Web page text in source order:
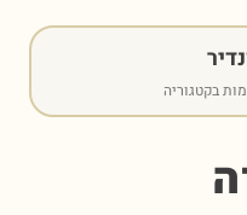
בקטגוריה